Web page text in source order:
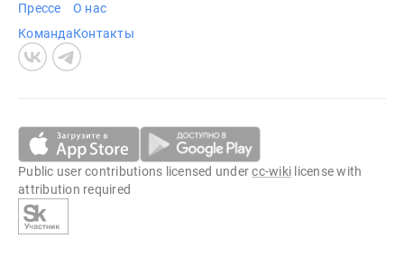
Прессе
Команда
О нас
Контакты
Public user contributions licensed undercc-wiki license with
attribution required